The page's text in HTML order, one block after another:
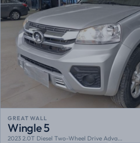
GREAT WALL
Wingle 5
2023 2.0T Diesel Two-Wheel Drive Adva...